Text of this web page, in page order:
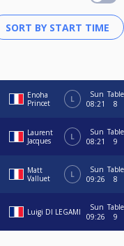
Enoha
Princet
L
Sun
08:21
Table
8
Laurent
Jacques
L
Sun
08:21
Table
9
Matt
Valluet
L
Sun
09:26
Table
8
Luigi DI LEGAMI
Sun
09:26
Table
9